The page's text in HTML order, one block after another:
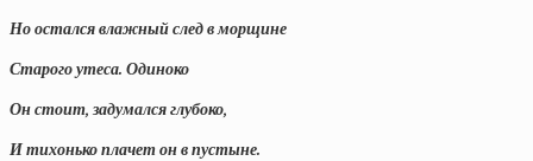
Но остался влажный след в морщине
Старого утеса. Одиноко
Он стоит, задумался глубоко,
И тихонько плачет он в пустыне.